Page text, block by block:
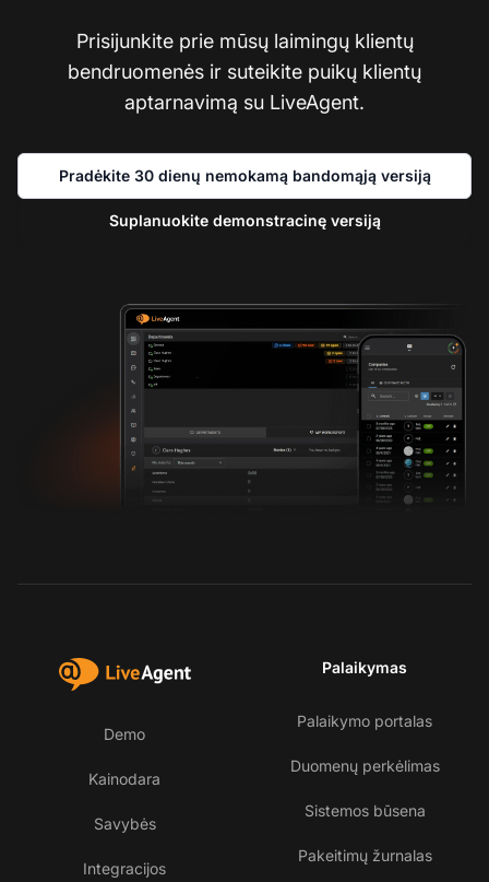
Prisijunkite prie mūsų laimingų klientų
bendruomenės ir suteikite puikų klientų
aptarnavimą su LiveAgent.
Pradėkite 30 dienų nemokamą bandomąją versiją
Suplanuokite demonstracinę versiją
Demo
Kainodara
Savybės
Integracijos
Palaikymas
Palaikymo portalas
Duomenų perkėlimas
Sistemos būsena
Pakeitimų žurnalas